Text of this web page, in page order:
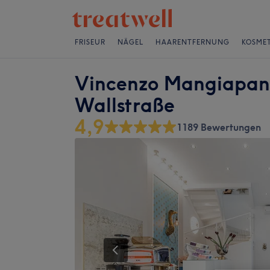
FRISEUR NÄGEL HAARENTFERNUNG
Vincenzo
Wallstraße
4,9 1189 Bewertungen